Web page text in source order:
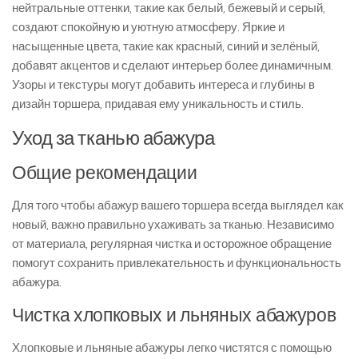
нейтральные оттенки, такие как белый, бежевый и серый,
создают спокойную и уютную атмосферу. Яркие и
насыщенные цвета, такие как красный, синий и зелёный,
добавят акцентов и сделают интерьер более динамичным.
Узоры и текстуры могут добавить интереса и глубины в
дизайн торшера, придавая ему уникальность и стиль.
Уход за тканью абажура
Общие рекомендации
Для того чтобы абажур вашего торшера всегда выглядел как
новый, важно правильно ухаживать за тканью. Независимо
от материала, регулярная чистка и осторожное обращение
помогут сохранить привлекательность и функциональность
абажура.
Чистка хлопковых и льняных абажуров
Хлопковые и льняные абажуры легко чистятся с помощью